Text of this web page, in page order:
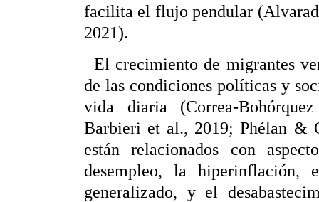
facilita el flujo pendular
2021).
El crecimiento de migrantes
de las condiciones políticas y
vida diaria (Correa-
Barbieri et al., 2019; Phélan &
están relacionados con
desempleo, la
generalizado, y el